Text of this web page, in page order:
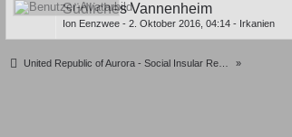
Südliches Vannenheim
Ion Eenzwee -2. Oktober 2016, 04:14 - Irkanien
United Republic of Aurora - Social Insular Republic of Oceania »